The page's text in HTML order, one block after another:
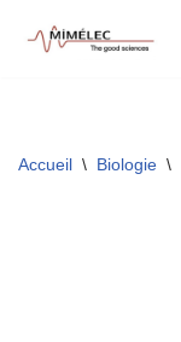
Accueil \ Biologie \